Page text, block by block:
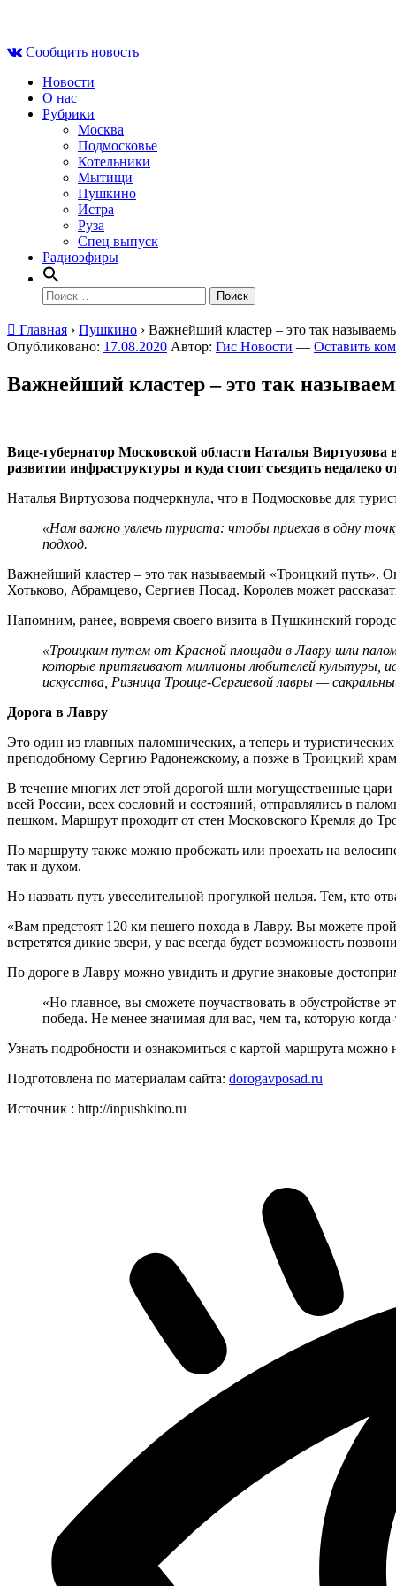
contentСообщить новость
Новости
О нас
Рубрики
Москва
Подмосковье
Котельники
Мытищи
Пушкино
Истра
Руза
Спец выпуск
Радиоэфиры
Найти:
Главная › Пушкино › Важнейший кластер – это так
Опубликовано: 17.08.2020 Автор: Гис Новости — Оставить
Важнейший кластер – это так
Вице-губернатор Московской области Наталья
развитии инфраструктуры и куда стоит съездить недалеко
Наталья Виртуозова подчеркнула, что в Подмосковье для
«Нам важно увлечь туриста: чтобы приехав в одну
подход.
Важнейший кластер – это так называемый «Троицкий путь».
Хотьково, Абрамцево, Сергиев Посад. Королев может
Напомним, ранее, вовремя своего визита в Пушкинский
«Троицким путем от Красной площади в Лавру шли
которые притягивают миллионы любителей культуры,
искусства, Ризница Троице-Сергиевой лавры —
Дорога в Лавру
Это один из главных паломнических, а теперь и
преподобному Сергию Радонежскому, а позже в Троицкий
В течение многих лет этой дорогой шли могущественные
всей России, всех сословий и состояний, отправлялись в
пешком. Маршрут проходит от стен Московского Кремля до
По маршруту также можно пробежать или проехать на
так и духом.
Но назвать путь увеселительной прогулкой нельзя. Тем, кто
«Вам предстоят 120 км пешего похода в Лавру. Вы можете
встретятся дикие звери, у вас всегда будет возможность
По дороге в Лавру можно увидить и другие знаковые
«Но главное, вы сможете поучаствовать в обустройстве
победа. Не менее значимая для вас, чем та, которую
Узнать подробности и ознакомиться с картой маршрута можно
Подготовлена по материалам сайта: dorogavposad.ru
Источник : http://inpushkino.ru